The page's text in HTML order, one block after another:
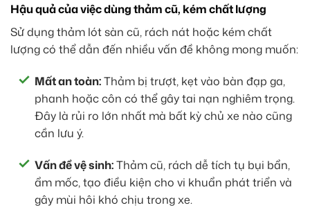
Hậu quả của việc dùng thảm cũ, kém chất lượng
Sử dụng thảm lót sàn cũ, rách nát hoặc kém chất
lượng có thể dẫn đến nhiều vấn đề không mong muốn:
Mất an toàn:Thảm bị trượt, kẹt vào bàn đạp ga,
phanh hoặc côn có thể gây tai nạn nghiêm trọng.
Đây là rủi ro lớn nhất mà bất kỳ chủ xe nào cũng
cần lưu ý.
Vấn đề vệ sinh:Thảm cũ, rách dễ tích tụ bụi bẩn,
ẩm mốc, tạo điều kiện cho vi khuẩn phát triển và
gây mùi hôi khó chịu trong xe.